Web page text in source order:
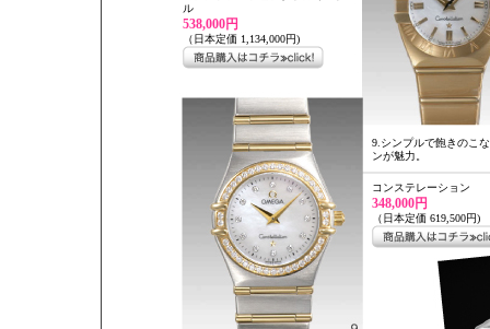
ル
538,000円
（日本定価 1,134,000円)
9.シンプルで飽きのこ
ンが魅力。
コンステレーション
348,000円
（日本定価 619,500円)